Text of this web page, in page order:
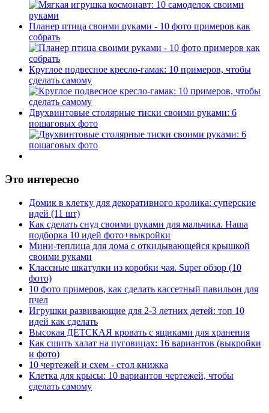
Планер птица своими руками - 10 фото примеров как
собрать
Круглое подвесное кресло-гамак: 10 примеров, чтобы
сделать самому
Двухвинтовые столярные тиски своими руками: 6
пошаговых фото
Это интересно
Домик в клетку для декоративного кролика: суперские
идей (11 шт)
Как сделать снуд своими руками для мальчика. Наша
подборка 10 идей фото+выкройки
Мини-теплица для дома с откидывающейся крышкой
своими руками
Классные шкатулки из коробки чая. Super обзор (10
фото)
10 фото примеров, как сделать кассетный павильон для
пчел
Игрушки развивающие для 2-3 летних детей: топ 10
идей как сделать
Высокая ДЕТСКАЯ кровать с ящиками для хранения
Как сшить халат на пуговицах: 16 вариантов (выкройки
и фото)
10 чертежей и схем - стол книжка
Клетка для крысы: 10 вариантов чертежей, чтобы
сделать самому